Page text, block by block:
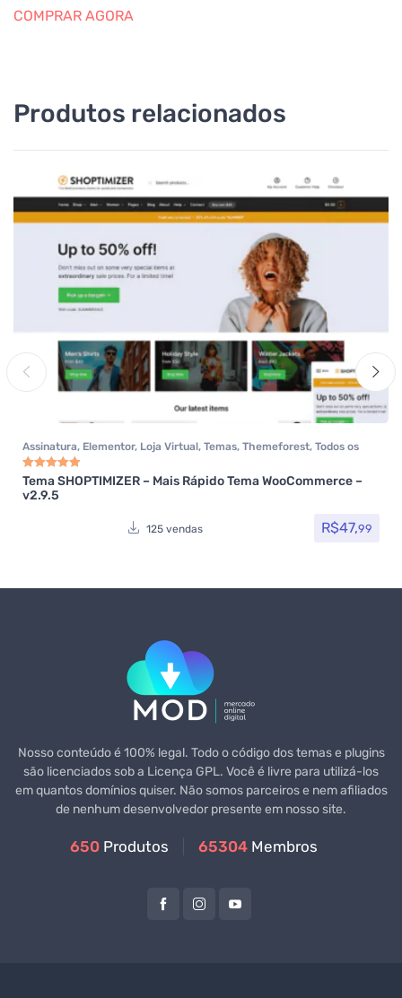
COMPRAR AGORA
Produtos relacionados
Assinatura, Elementor, Loja Virtual, Temas, Themeforest, Todos os
itens, Woocommerce
Avaliação
Tema SHOPTIMIZER – Mais Rápido Tema WooCommerce –
v2.9.5
125 vendas R$47,99
Nosso conteúdo é 100% legal. Todo o código dos temas e plugins
são licenciados sob a Licença GPL. Você é livre para utilizá-los
em quantos domínios quiser. Não somos parceiros e nem afiliados
de nenhum desenvolvedor presente em nosso site.
650 Produtos 65304 Membros